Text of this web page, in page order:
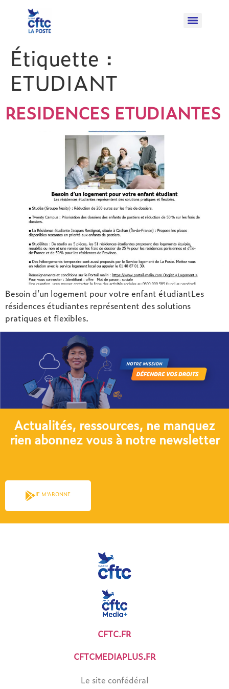
Étiquette :
ETUDIANT
RESIDENCES ETUDIANTES
Besoin d’un logement pour votre enfant étudiantLes
résidences étudiantes représentent des solutions
pratiques et flexibles.
Actualités, ressources, ne manquez
rien abonnez vous à notre newsletter​
JE M'ABONNE
CFTC.FR
CFTCMEDIAPLUS.FR
Le site confédéral